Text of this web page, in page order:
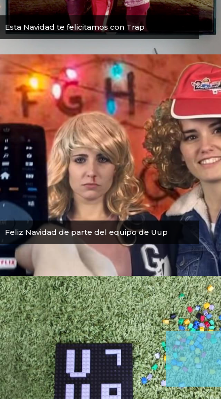
Esta Navidad te felicitamos con Trap
Feliz Navidad de parte del equipo de Uup